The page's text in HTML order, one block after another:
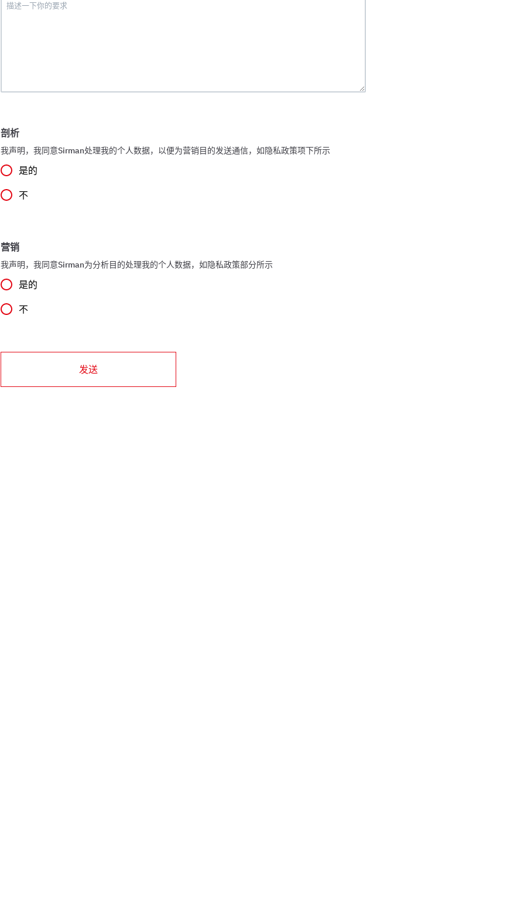
剖析
我声明，我同意Sirman处理我的个人数据，以便为营销目的发送通信，如隐私政策项下所示
是的
不
营销
我声明，我同意Sirman为分析目的处理我的个人数据，如隐私政策部分所示
是的
不
发送